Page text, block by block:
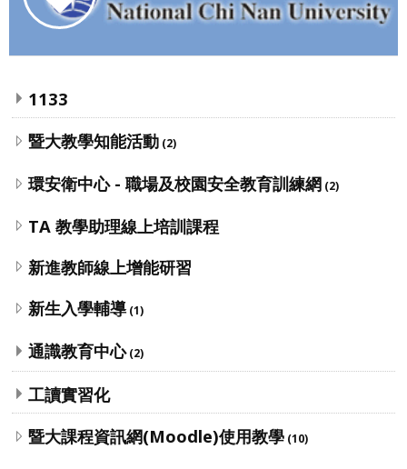
1133
暨大教學知能活動 (2)
環安衛中心 - 職場及校園安全教育訓練網 (2)
TA 教學助理線上培訓課程
新進教師線上增能研習
新生入學輔導 (1)
通識教育中心(2)
工讀實習化
暨大課程資訊網(Moodle)使用教學 (10)